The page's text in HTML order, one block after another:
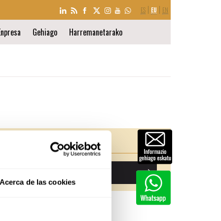
Acerca de las cookies
HIZKUNTZA
AUKERA
ES EU EN
Gehiago
Harremanetarako